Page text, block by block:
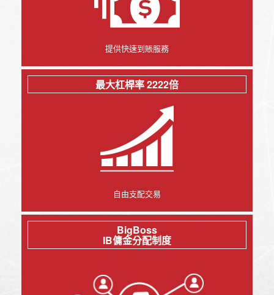
提供快速到賬服務
最大杠桿率 2222倍
自由支配交易
BigBoss
IB傭金分配制度